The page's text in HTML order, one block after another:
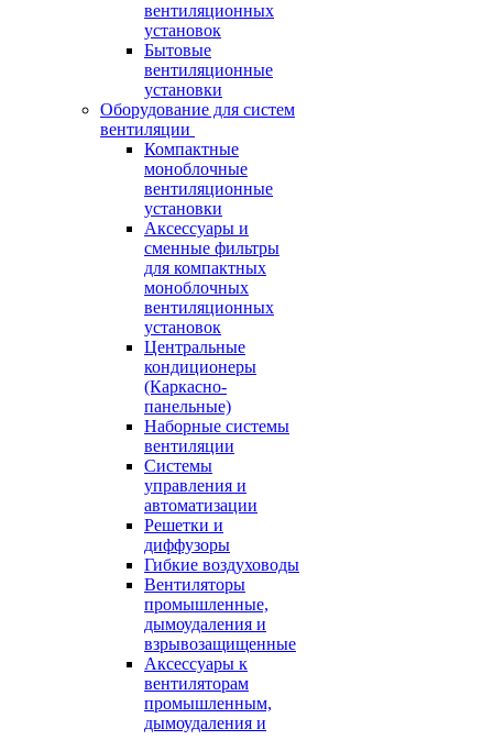
вентиляционных
установок
Бытовые
вентиляционные
установки
Оборудование для систем
вентиляции
Компактные
моноблочные
вентиляционные
установки
Аксессуары и
сменные фильтры
для компактных
моноблочных
вентиляционных
установок
Центральные
кондиционеры
(Каркасно-
панельные)
Наборные системы
вентиляции
Системы
управления и
автоматизации
Решетки и
диффузоры
Гибкие воздуховоды
Вентиляторы
промышленные,
дымоудаления и
взрывозащищенные
Аксессуары к
вентиляторам
промышленным,
дымоудаления и